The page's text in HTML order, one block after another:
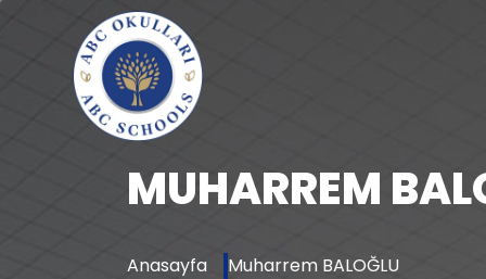
MUHARREM
Anasayfa Muharrem BALOĞLU